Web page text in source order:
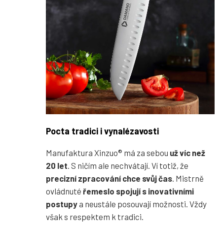
Pocta tradici i vynalézavosti
Manufaktura Xinzuo® má za sebou už víc než
20 let. S ničím ale nechvátají. Ví totiž, že
precizní zpracování chce svůj čas. Mistrně
ovládnuté řemeslo spojují s inovativními
postupya neustále posouvají možnosti. Vždy
však s respektem k tradici.